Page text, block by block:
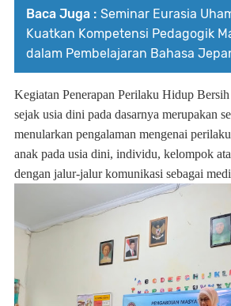
Baca Juga : Seminar Eurasia
Kuatkan Kompetensi Pedagogik
dalam Pembelajaran Bahasa
Kegiatan Penerapan Perilaku Hidup
sejak usia dini pada dasarnya merupakan
menularkan pengalaman mengenai
anak pada usia dini, individu, kelompok
dengan jalur-jalur komunikasi sebagai